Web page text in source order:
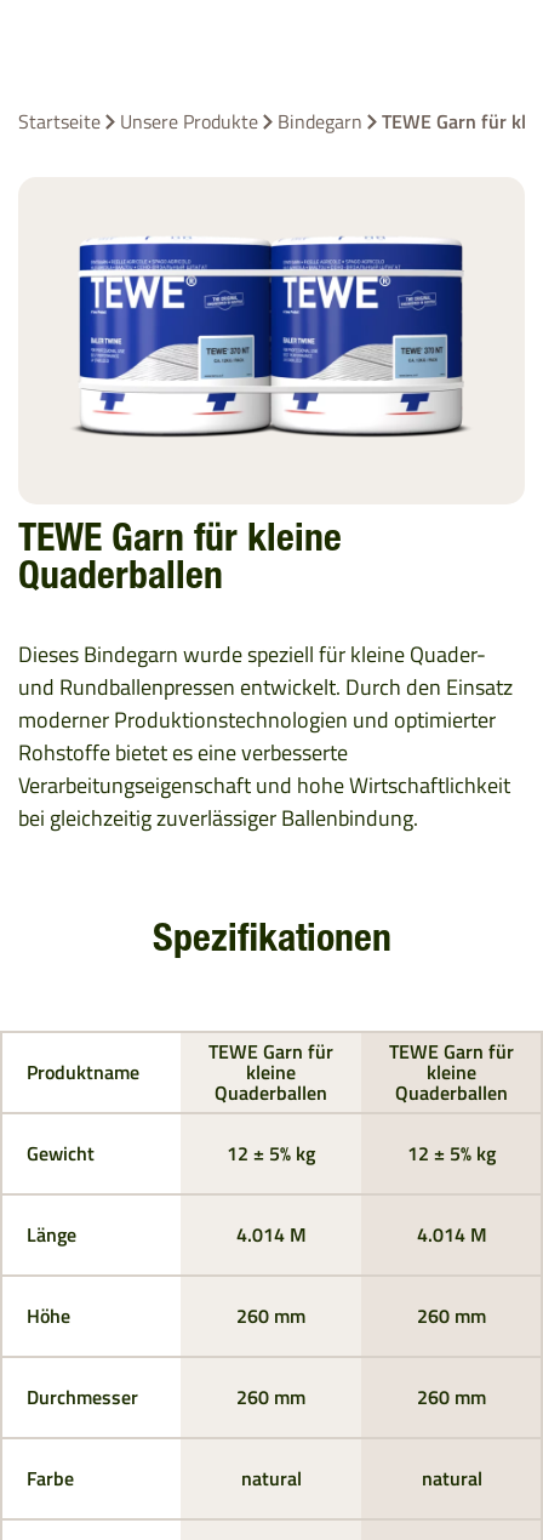
Startseite Unsere Produkte Bindegarn TEWE Garn für
TEWE Garn für kleine
Quaderballen
Dieses Bindegarn wurde speziell für kleine Quader-
und Rundballenpressen entwickelt. Durch den Einsatz
moderner Produktionstechnologien und optimierter
Rohstoffe bietet es eine verbesserte
Verarbeitungseigenschaft und hohe Wirtschaftlichkeit
bei gleichzeitig zuverlässiger Ballenbindung.
Spezifikationen
Produktname
Gewicht
Länge
Höhe
Durchmesser
Farbe
TEWE Garn für
kleine
Quaderballen
TEWE Garn für
kleine
Quaderballen
12 ± 5% kg 12 ± 5% kg
4.014 M 4.014 M
260 mm 260 mm
260 mm 260 mm
natural natural